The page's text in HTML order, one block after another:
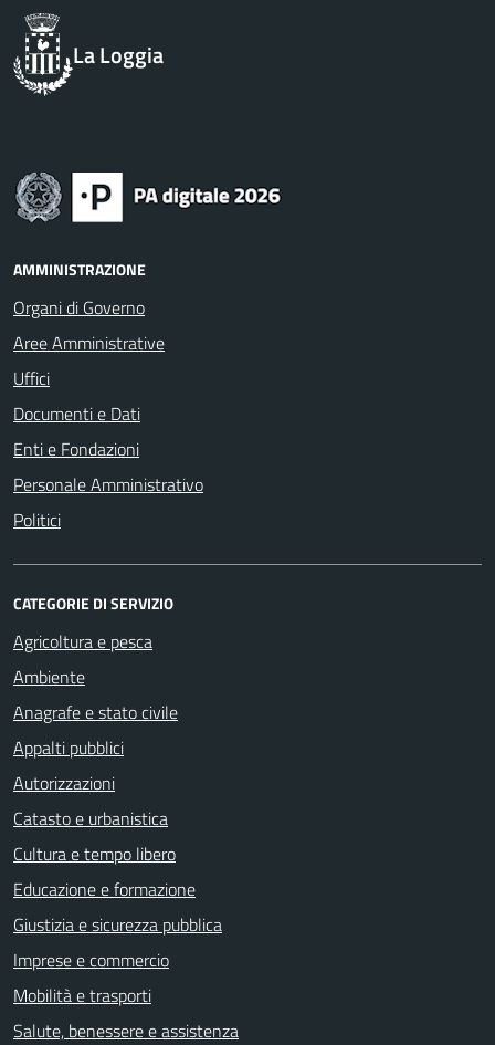
La Loggia
AMMINISTRAZIONE
Organi di Governo
Aree Amministrative
Uffici
Documenti e Dati
Enti e Fondazioni
Personale Amministrativo
Politici
CATEGORIE DI SERVIZIO
Agricoltura e pesca
Ambiente
Anagrafe e stato civile
Appalti pubblici
Autorizzazioni
Catasto e urbanistica
Cultura e tempo libero
Educazione e formazione
Giustizia e sicurezza pubblica
Imprese e commercio
Mobilità e trasporti
Salute, benessere e assistenza